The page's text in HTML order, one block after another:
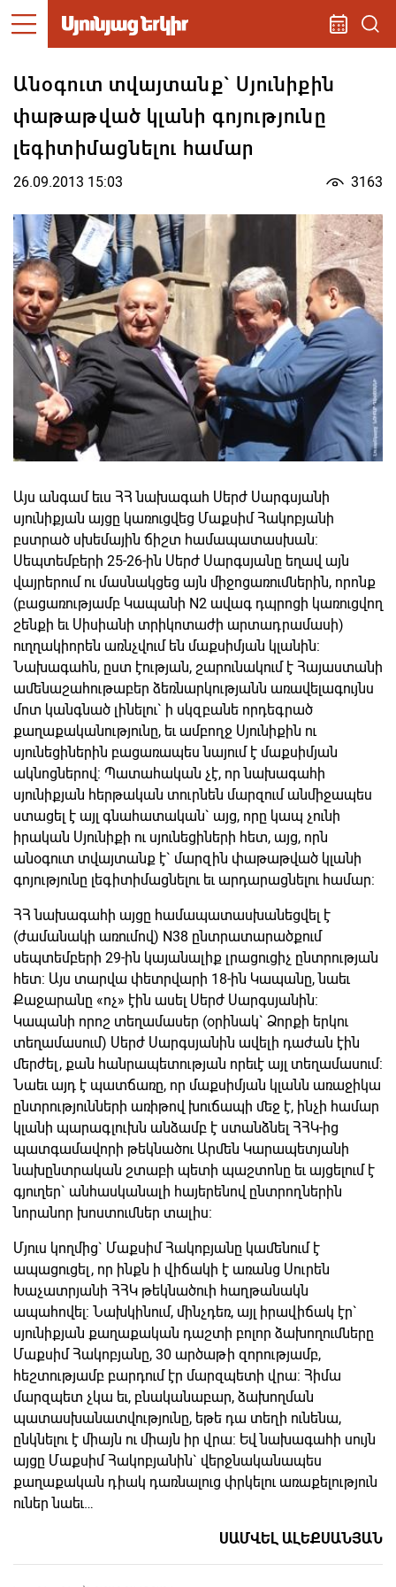
Անօգուտ տվայտանք` Սյունիքին
փաթաթված կլանի գոյությունը
լեգիտիմացնելու համար
26.09.2013 15:03 3163
Այս անգամ եւս ՀՀ նախագահ Սերժ Սարգսյանի
սյունիքյան այցը կառուցվեց Մաքսիմ Հակոբյանի
բստրած սխեմային ճիշտ համապատասխան:
Սեպտեմբերի 25-26-ին Սերժ Սարգսյանը եղավ այն
վայրերում ու մասնակցեց այն միջոցառումներին, որոնք
(բացառությամբ Կապանի N2 ավագ դպրոցի կառուցվող
շենքի եւ Սիսիանի տրիկոտաժի արտադրամասի)
ուղղակիորեն առնչվում են մաքսիմյան կլանին:
Նախագահն, ըստ էության, շարունակում է Հայաստանի
ամենաշահութաբեր ձեռնարկությանն առավելագույնս
մոտ կանգնած լինելու` ի սկզբանե որդեգրած
քաղաքականությունը, եւ ամբողջ Սյունիքին ու
սյունեցիներին բացառապես նայում է մաքսիմյան
ակնոցներով: Պատահական չէ, որ նախագահի
սյունիքյան հերթական տուրնեն մարզում անմիջապես
ստացել է այլ գնահատական` այց, որը կապ չունի
իրական Սյունիքի ու սյունեցիների հետ, այց, որն
անօգուտ տվայտանք է` մարզին փաթաթված կլանի
գոյությունը լեգիտիմացնելու եւ արդարացնելու համար:
ՀՀ նախագահի այցը համապատասխանեցվել է
(ժամանակի առումով) N38 ընտրատարածքում
սեպտեմբերի 29-ին կայանալիք լրացուցիչ ընտրության
հետ: Այս տարվա փետրվարի 18-ին Կապանը, նաեւ
Քաջարանը «ոչ» էին ասել Սերժ Սարգսյանին:
Կապանի որոշ տեղամասեր (օրինակ` Ձորքի երկու
տեղամասում) Սերժ Սարգսյանին ավելի դաժան էին
մերժել, քան հանրապետության որեւէ այլ տեղամասում:
Նաեւ այդ է պատճառը, որ մաքսիմյան կլանն առաջիկա
ընտրությունների առիթով խուճապի մեջ է, ինչի համար
կլանի պարագլուխն անձամբ է ստանձնել ՀՀԿ-ից
պատգամավորի թեկնածու Արմեն Կարապետյանի
նախընտրական շտաբի պետի պաշտոնը եւ այցելում է
գյուղեր` անհասկանալի հայերենով ընտրողներին
նորանոր խոստումներ տալիս:
Մյուս կողմից` Մաքսիմ Հակոբյանը կամենում է
ապացուցել, որ ինքն ի վիճակի է առանց Սուրեն
Խաչատրյանի ՀՀԿ թեկնածուի հաղթանակն
ապահովել: Նախկինում, մինչդեռ, այլ իրավիճակ էր`
սյունիքյան քաղաքական դաշտի բոլոր ձախողումները
Մաքսիմ Հակոբյանը, 30 արծաթի զորությամբ,
հեշտությամբ բարդում էր մարզպետի վրա: Հիմա
մարզպետ չկա եւ, բնականաբար, ձախողման
պատասխանատվությունը, եթե դա տեղի ունենա,
ընկնելու է միայն ու միայն իր վրա: Եվ նախագահի սույն
այցը Մաքսիմ Հակոբյանին` վերջնականապես
քաղաքական դիակ դառնալուց փրկելու առաքելություն
ուներ նաեւ…
ՍԱՄՎԵԼ ԱԼԵՔՍԱՆՅԱՆ